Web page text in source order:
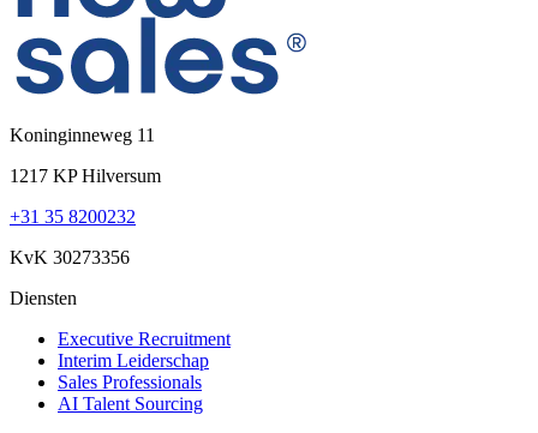
Koninginneweg 11
1217 KP Hilversum
+31 35 8200232
KvK 30273356
Diensten
Executive Recruitment
Interim Leiderschap
Sales Professionals
AI Talent Sourcing